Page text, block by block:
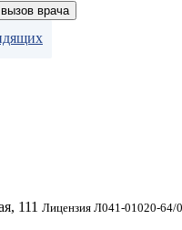
врача
111 Лицензия Л041-01020-64/